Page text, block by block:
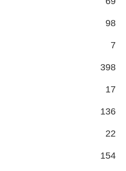
98
7
398
17
136
22
154